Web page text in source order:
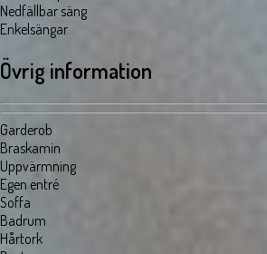
Nedfällbar säng
Enkelsängar
Övrig information
Garderob
Braskamin
Uppvärmning
Egen entré
Soffa
Badrum
Hårtork